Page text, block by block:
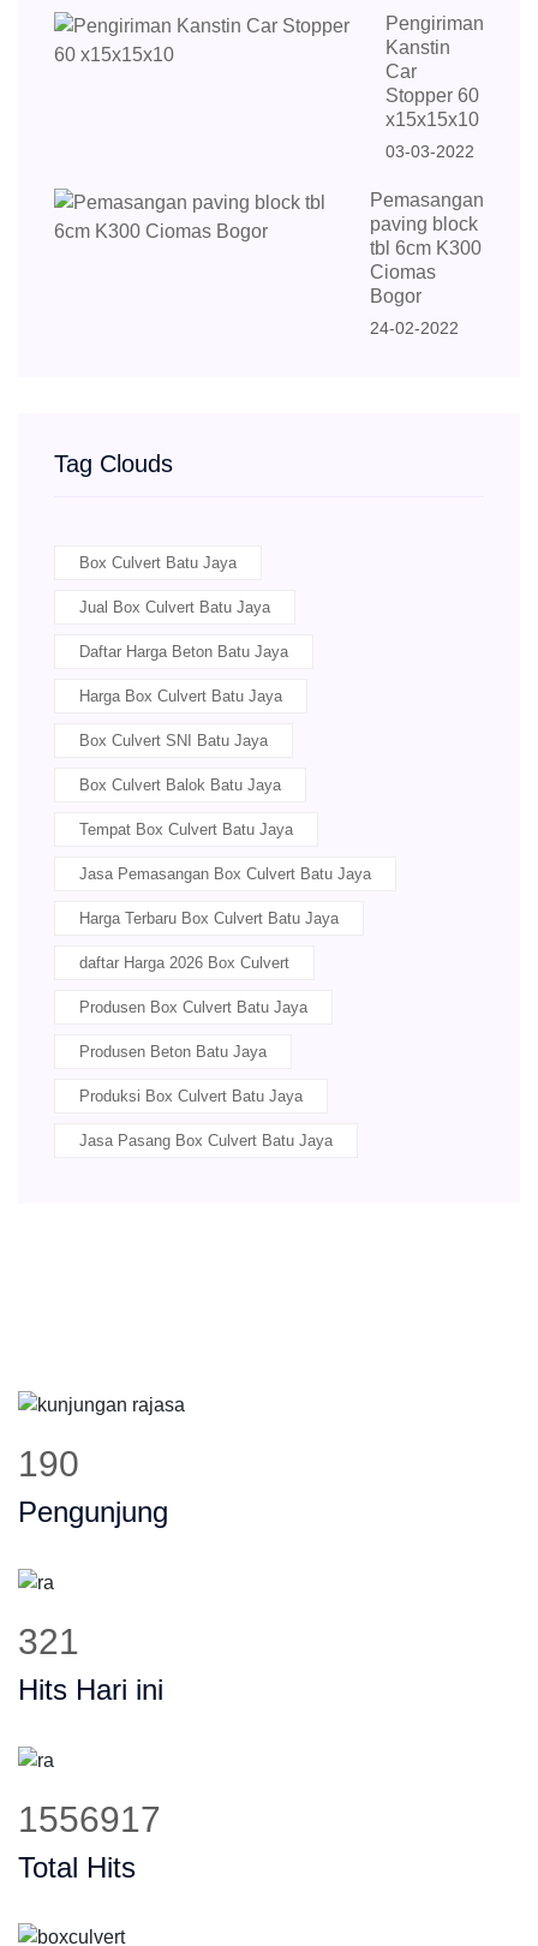
Pengiriman
Kanstin
Car
Stopper 60
x15x15x10
03-03-2022
Pemasangan
paving block
tbl 6cm K300
Ciomas
Bogor
24-02-2022
Tag Clouds
Box Culvert Batu Jaya
Jual Box Culvert Batu Jaya
Daftar Harga Beton Batu Jaya
Harga Box Culvert Batu Jaya
Box Culvert SNI Batu Jaya
Box Culvert Balok Batu Jaya
Tempat Box Culvert Batu Jaya
Jasa Pemasangan Box Culvert Batu Jaya
Harga Terbaru Box Culvert Batu Jaya
daftar Harga 2026 Box Culvert
Produsen Box Culvert Batu Jaya
Produsen Beton Batu Jaya
Produksi Box Culvert Batu Jaya
Jasa Pasang Box Culvert Batu Jaya
239
Pengunjung
410
Hits Hari ini
1984191
Total Hits